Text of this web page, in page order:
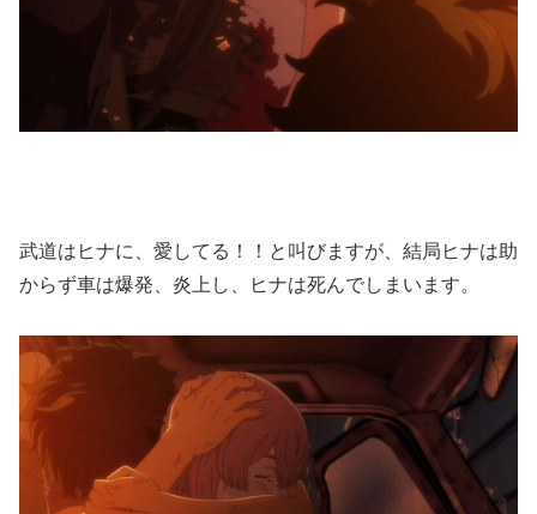
武道はヒナに、愛してる！！と叫びますが、結局ヒナは助
からず車は爆発、炎上し、ヒナは死んでしまいます。